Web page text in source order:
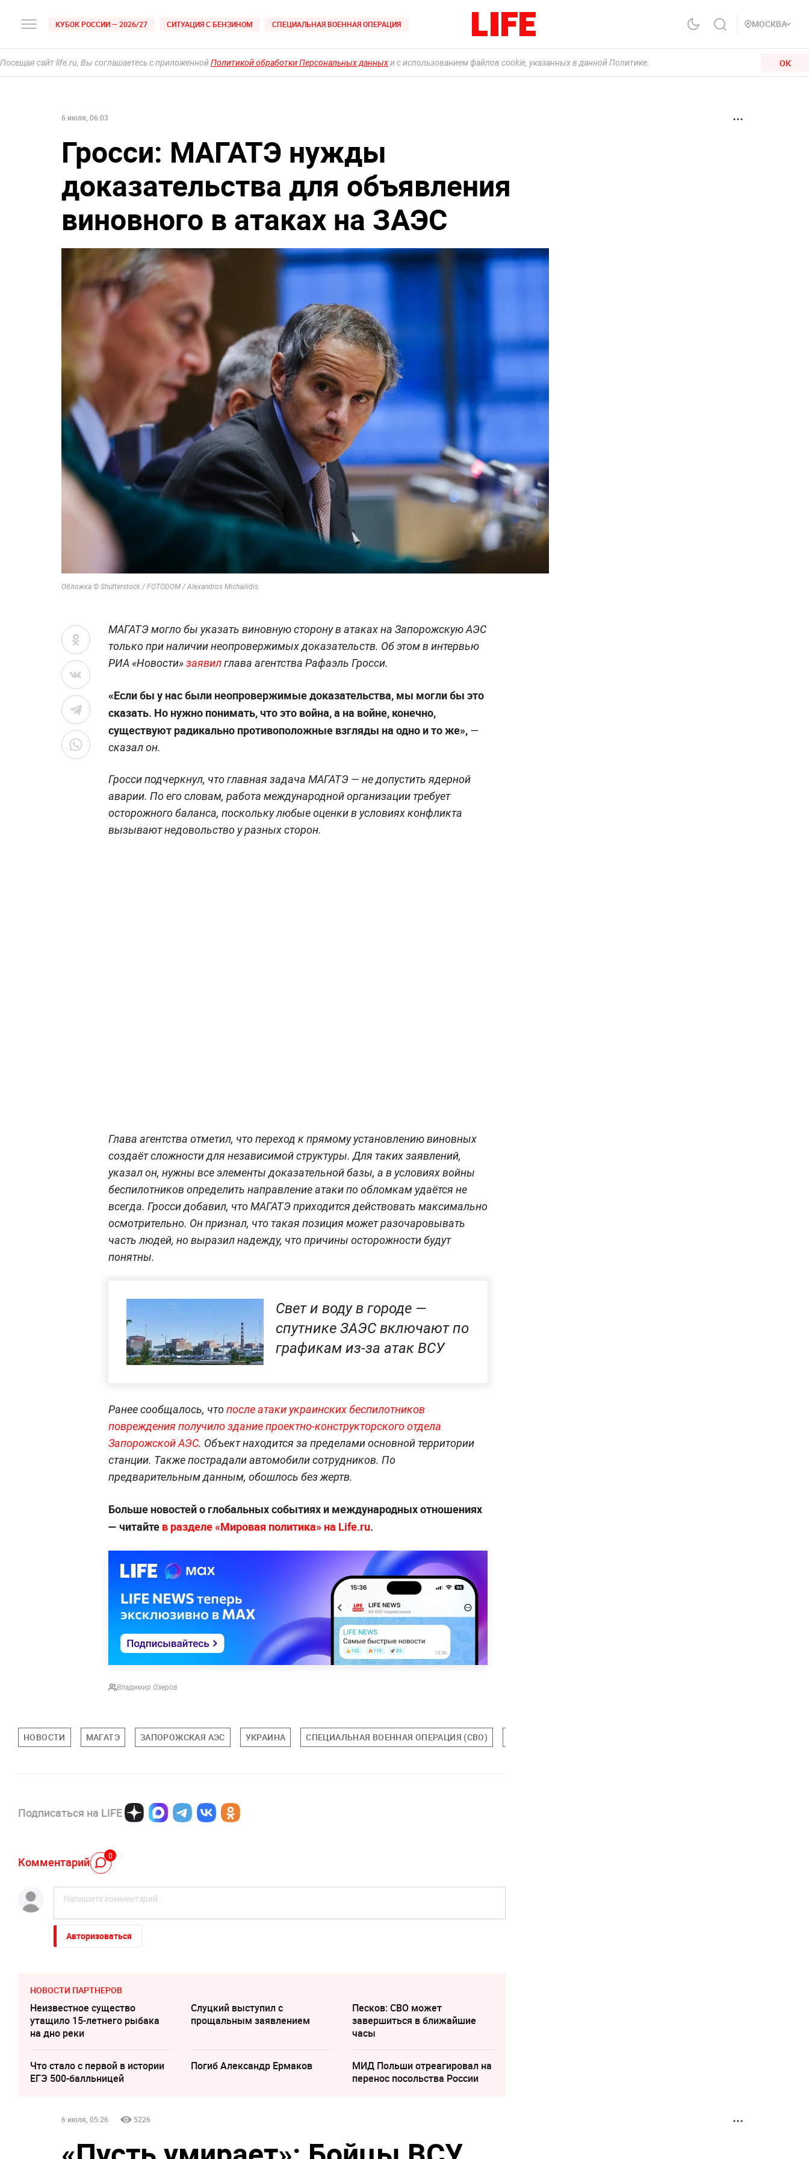
КУБОК РОССИИ — 2026/27 СИТУАЦИЯ С БЕНЗИНОМ СПЕЦИАЛЬНАЯ ВОЕННАЯ ОПЕРАЦИЯ МОСКВА
Посещая сайт life.ru, Вы соглашаетесь с приложеннойПолитикой обработки Персональных данныхи с использованием файлов cookie, указанных в данной Политике. ОК
6 июля, 06:03
Гросси: МАГАТЭ нужды
доказательства для объявления
виновного в атаках на ЗАЭС
Обложка © Shutterstock / FOTODOM / Alexandros Michailidis
МАГАТЭ могло бы указать виновную сторону в атаках на Запорожскую АЭС
только при наличии неопровержимых доказательств. Об этом в интервью
РИА «Новости»заявилглава агентства Рафаэль Гросси.
«Если бы у нас были неопровержимые доказательства, мы могли бы это
сказать. Но нужно понимать, что это война, а на войне, конечно,
существуют радикально противоположные взгляды на одно и то же», —
сказал он.
Гросси подчеркнул, что главная задача МАГАТЭ — не допустить ядерной
аварии. По его словам, работа международной организации требует
осторожного баланса, поскольку любые оценки в условиях конфликта
вызывают недовольство у разных сторон.
Глава агентства отметил, что переход к прямому установлению виновных
создаёт сложности для независимой структуры. Для таких заявлений,
указал он, нужны все элементы доказательной базы, а в условиях войны
беспилотников определить направление атаки по обломкам удаётся не
всегда. Гросси добавил, что МАГАТЭ приходится действовать максимально
осмотрительно. Он признал, что такая позиция может разочаровывать
часть людей, но выразил надежду, что причины осторожности будут
понятны.
Свет и воду в городе —
спутнике ЗАЭС включают по
графикам из-за атак ВСУ
Ранее сообщалось, чтопосле атаки украинских беспилотников
повреждения получило здание проектно-конструкторского отдела
Запорожской АЭС. Объект находится за пределами основной территории
станции. Также пострадали автомобили сотрудников. По
предварительным данным, обошлось без жертв.
Больше новостей о глобальных событиях и международных отношениях
— читайте в разделе «Мировая политика» на Life.ru.
Владимир Озеров
НОВОСТИ МАГАТЭ ЗАПОРОЖСКАЯ АЭС УКРАИНА СПЕЦИАЛЬНАЯ ВОЕННАЯ ОПЕРАЦИЯ (СВО)
Подписаться на LIFE
Комментарий 0
Авторизоваться
НОВОСТИ ПАРТНЕРОВ
Неизвестное существо
утащило 15-летнего рыбака
на дно реки
Слуцкий выступил с
прощальным заявлением
Песков: СВО может
завершиться в ближайшие
часы
Что стало с первой в истории
ЕГЭ 500-балльницей
Погиб Александр Ермаков
МИД Польши отреагировал на
перенос посольства России
6 июля, 05:26 5226